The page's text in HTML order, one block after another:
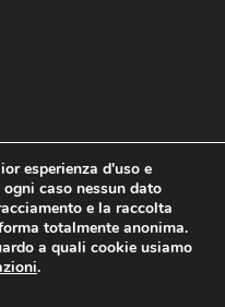
Contatti
Protection Policy
i diritti riservati | Sede
esperienza d'uso e
caso nessun dato
e la raccolta
totalmente anonima.
a quali cookie usiamo
.